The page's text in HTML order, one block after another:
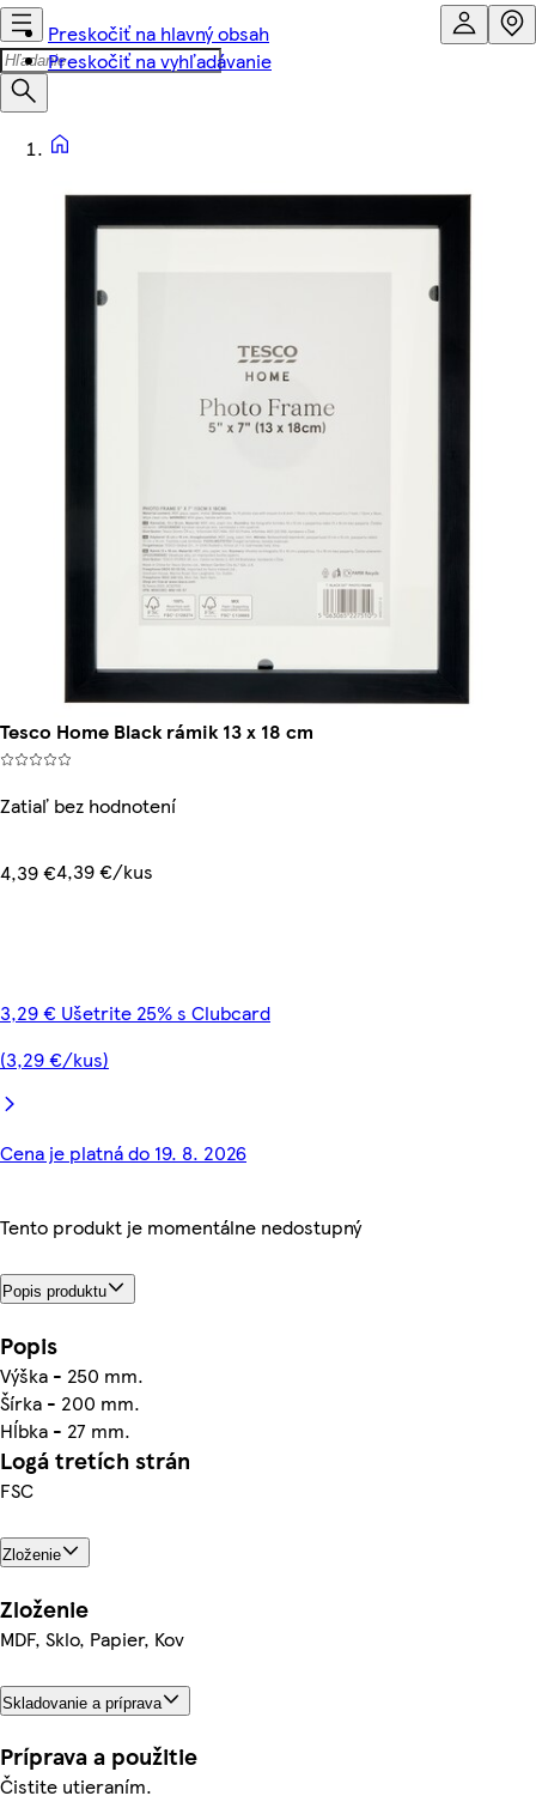
Preskočiť na hlavný obsah
Preskočiť na vyhľadávanie
Tesco Home Black rámik 13 x 18 cm
Zatiaľ bez hodnotení
4,39 €4,39 €/kus
3,29 € Ušetrite 25% s Clubcard
(3,29 €/kus)
Cena je platná do 19. 8. 2026
Tento produkt je momentálne nedostupný
Popis produktu
Popis
Výška - 250 mm.
Šírka - 200 mm.
Hĺbka - 27 mm.
Logá tretích strán
FSC
Zloženie
Zloženie
MDF, Sklo, Papier, Kov
Skladovanie a príprava
Príprava a použitie
Čistite utieraním.